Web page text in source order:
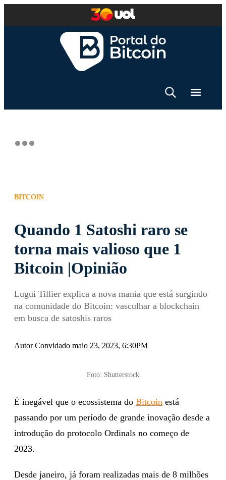
BITCOIN
Quando 1 Satoshi raro se
torna mais valioso que 1
Bitcoin |Opinião
Lugui Tillier explica a nova mania que está surgindo
na comunidade do Bitcoin: vasculhar a blockchain
em busca de satoshis raros
Autor Convidado maio 23, 2023, 6:30PM
Foto: Shutterstock
É inegável que o ecossistema do Bitcoin está
passando por um período de grande inovação desde a
introdução do protocolo Ordinals no começo de
2023.
Desde janeiro, já foram realizadas mais de 8 milhões